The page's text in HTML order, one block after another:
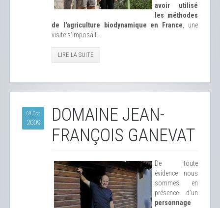
avoir utilisé
les méthodes
de l'agriculture biodynamique en France , une
visite s'imposait...
LIRE LA SUITE
09 Oct
2009
DOMAINE JEAN-
FRANÇOIS GANEVAT
De toute
évidence nous
sommes en
présence d'un
personnage